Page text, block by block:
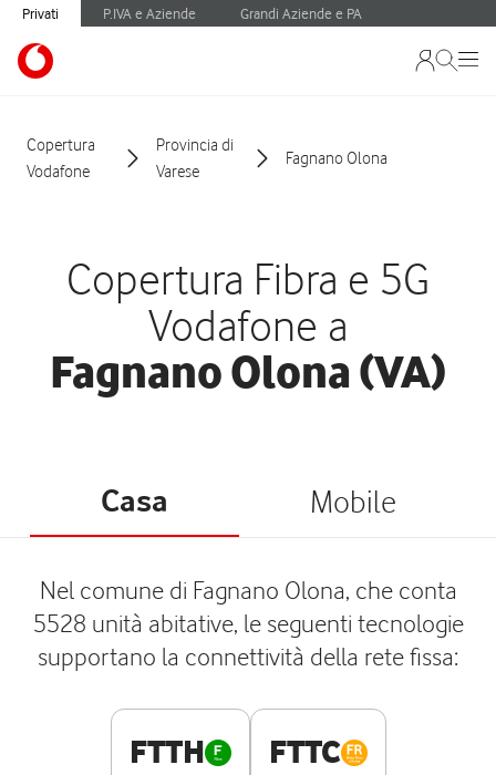
Privati P.IVA e Aziende Grandi Aziende e PA
Copertura
Vodafone
Provincia di
Varese
Fagnano Olona
Copertura Fibra e 5G
Vodafone a
Fagnano Olona (VA)
Casa Mobile
Nel comune di Fagnano Olona, che conta
5528 unità abitative, le seguenti tecnologie
supportano la connettività della rete fissa:
FTTH FTTC